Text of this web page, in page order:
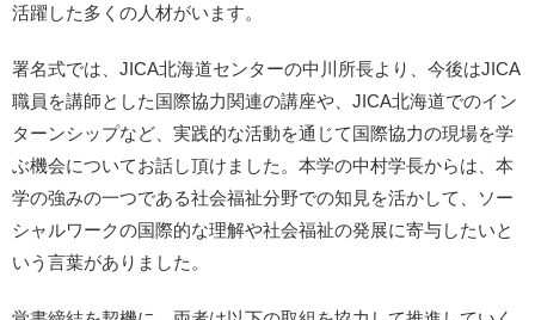
活躍した多くの人材がいます。
署名式では、JICA北海道センターの中川所長より、今後はJICA
職員を講師とした国際協力関連の講座や、JICA北海道でのイン
ターンシップなど、実践的な活動を通じて国際協力の現場を学
ぶ機会についてお話し頂けました。本学の中村学長からは、本
学の強みの一つである社会福祉分野での知見を活かして、ソー
シャルワークの国際的な理解や社会福祉の発展に寄与したいと
いう言葉がありました。